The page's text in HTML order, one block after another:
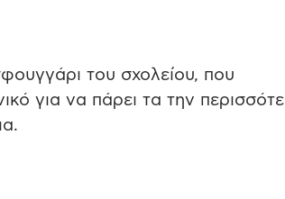
του σχολείου, που
για να πάρει τα την